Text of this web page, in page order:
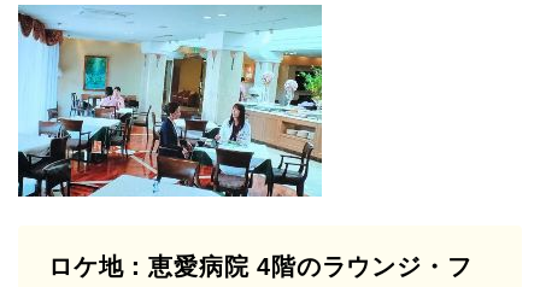
ロケ地：恵愛病院 4階のラウンジ・フ